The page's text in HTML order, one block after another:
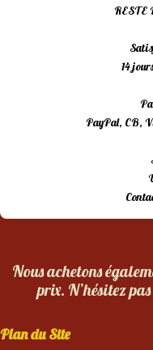
14
PayPal, CB,
Nous achetons
prix. N’hésitez
Plan du Site